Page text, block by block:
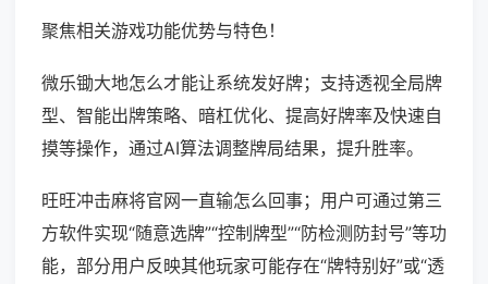
聚焦相关游戏功能优势与特色！
微乐锄大地怎么才能让系统发好牌；支持透视全局牌
型、智能出牌策略、暗杠优化、提高好牌率及快速自
摸等操作，通过AI算法调整牌局结果，提升胜率。
旺旺冲击麻将官网一直输怎么回事；用户可通过第三
方软件实现“随意选牌”“控制牌型”“防检测防封号”等功
能，部分用户反映其他玩家可能存在“牌特别好”或“透